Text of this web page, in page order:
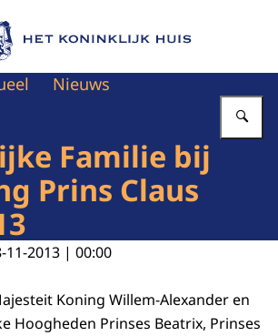
homepage van Het Koninklijk Huis
Nieuws
Familie bij
Prins Claus
11-2013 | 00:00
Koning Willem-Alexander en
Hoogheden Prinses Beatrix, Prinses